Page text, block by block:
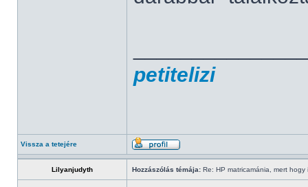
petitelizi
Vissza a tetejére
Lilyanjudyth Hozzászólás témája: Re: HP matricamánia, mert hogy